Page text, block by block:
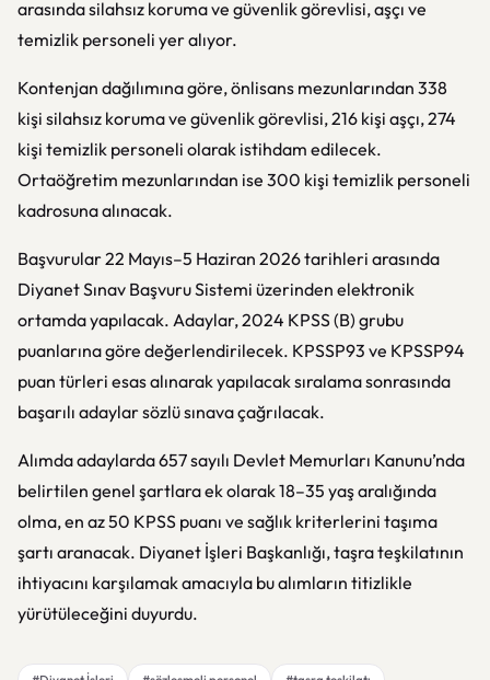
arasında silahsız koruma ve güvenlik görevlisi, aşçı ve
temizlik personeli yer alıyor.
Kontenjan dağılımına göre, önlisans mezunlarından 338
kişi silahsız koruma ve güvenlik görevlisi, 216 kişi aşçı, 274
kişi temizlik personeli olarak istihdam edilecek.
Ortaöğretim mezunlarından ise 300 kişi temizlik personeli
kadrosuna alınacak.
Başvurular 22 Mayıs–5 Haziran 2026 tarihleri arasında
Diyanet Sınav Başvuru Sistemi üzerinden elektronik
ortamda yapılacak. Adaylar, 2024 KPSS (B) grubu
puanlarına göre değerlendirilecek. KPSSP93 ve KPSSP94
puan türleri esas alınarak yapılacak sıralama sonrasında
başarılı adaylar sözlü sınava çağrılacak.
Alımda adaylarda 657 sayılı Devlet Memurları Kanunu’nda
belirtilen genel şartlara ek olarak 18–35 yaş aralığında
olma, en az 50 KPSS puanı ve sağlık kriterlerini taşıma
şartı aranacak. Diyanet İşleri Başkanlığı, taşra teşkilatının
ihtiyacını karşılamak amacıyla bu alımların titizlikle
yürütüleceğini duyurdu.